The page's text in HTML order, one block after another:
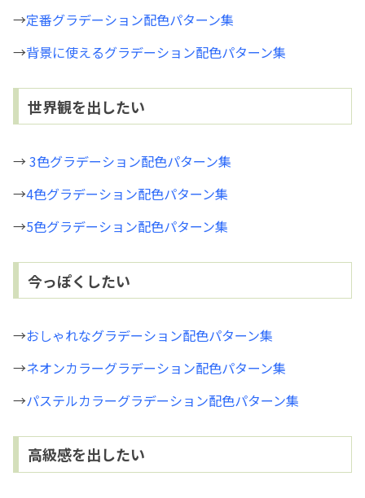
→定番グラデーション配色パターン集
→背景に使えるグラデーション配色パターン集
世界観を出したい
→3色グラデーション配色パターン集
→4色グラデーション配色パターン集
→5色グラデーション配色パターン集
今っぽくしたい
→おしゃれなグラデーション配色パターン集
→ネオンカラーグラデーション配色パターン集
→パステルカラーグラデーション配色パターン集
高級感を出したい